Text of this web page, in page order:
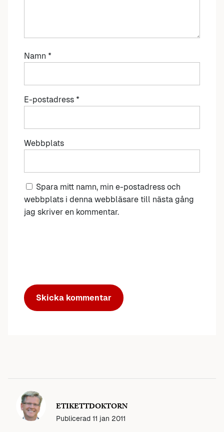
Namn *
E-postadress *
Webbplats
Spara mitt namn, min e-postadress och
webbplats i denna webbläsare till nästa gång
jag skriver en kommentar.
ETIKETTDOKTORN
Publicerad 11 jan 2011